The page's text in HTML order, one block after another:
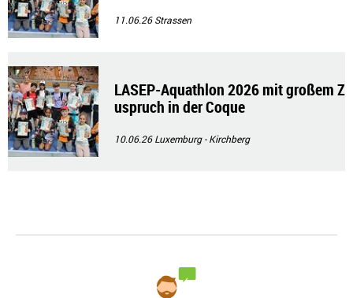
11.06.26Strassen
LASEP-Aquathlon 2026 mit großem Z
uspruch in der Coque
10.06.26Luxemburg - Kirchberg